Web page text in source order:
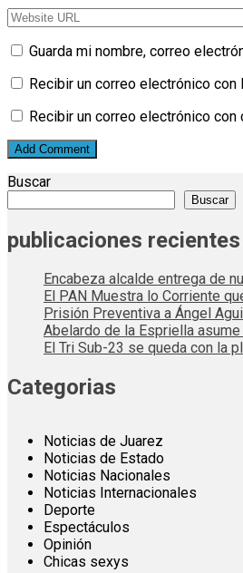
Guarda mi nombre, correo
Recibir un correo electrónico
Recibir un correo electrónico con
Buscar
Buscar
publicaciones recientes
Encabeza alcalde entrega de
El PAN Muestra lo Corriente
Prisión Preventiva a Ángel
Abelardo de la Espriella
El Tri Sub-23 se queda con la
Categorias
Noticias de Juarez
Noticias de Estado
Noticias Nacionales
Noticias Internacionales
Deporte
Espectáculos
Opinión
Chicas sexys